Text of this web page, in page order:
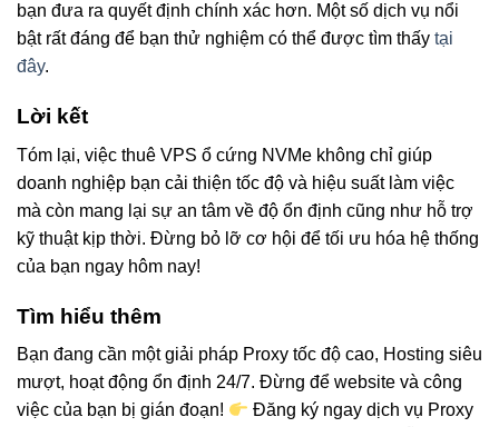
bạn đưa ra quyết định chính xác hơn. Một số dịch vụ nổi
bật rất đáng để bạn thử nghiệm có thể được tìm thấy tại
đây.
Lời kết
Tóm lại, việc thuê VPS ổ cứng NVMe không chỉ giúp
doanh nghiệp bạn cải thiện tốc độ và hiệu suất làm việc
mà còn mang lại sự an tâm về độ ổn định cũng như hỗ trợ
kỹ thuật kịp thời. Đừng bỏ lỡ cơ hội để tối ưu hóa hệ thống
của bạn ngay hôm nay!
Tìm hiểu thêm
Bạn đang cần một giải pháp Proxy tốc độ cao, Hosting siêu
mượt, hoạt động ổn định 24/7. Đừng để website và công
việc của bạn bị gián đoạn!
Đăng ký ngay dịch vụ Proxy